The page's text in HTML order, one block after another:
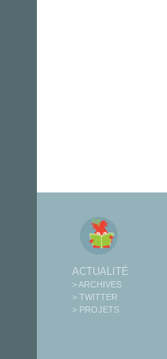
ACTUALITÉ
> ARCHIVES
> TWITTER
> PROJETS